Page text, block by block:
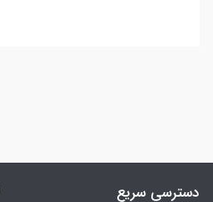
دسترسی سریع